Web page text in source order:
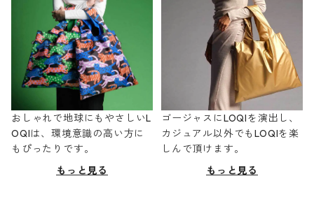
おしゃれで地球にもやさしいL
OQIは、環境意識の高い方に
もぴったりです。
もっと見る
ゴージャスにLOQIを演出し、
カジュアル以外でもLOQIを楽
しんで頂けます。
もっと見る